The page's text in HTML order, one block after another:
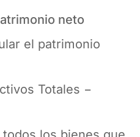
neto
el patrimonio
Totales −